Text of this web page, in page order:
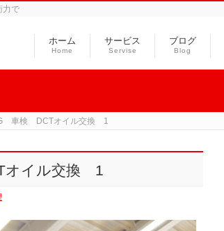
力で
ホーム
Home
サービス
Servise
ブログ
Blog
車検 DCTオイル交換 1
イル交換 1